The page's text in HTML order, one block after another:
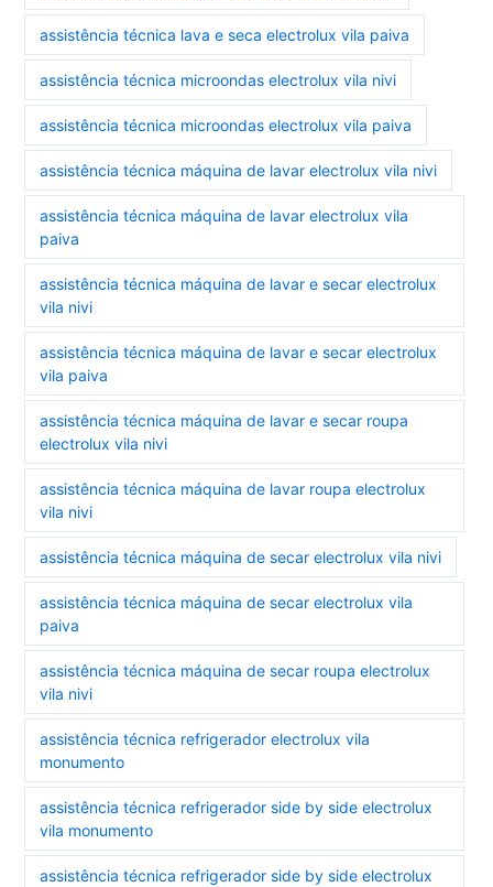
assistência técnica lava e seca electrolux vila paiva
assistência técnica microondas electrolux vila nivi
assistência técnica microondas electrolux vila paiva
assistência técnica máquina de lavar electrolux vila nivi
assistência técnica máquina de lavar electrolux vila
paiva
assistência técnica máquina de lavar e secar electrolux
vila nivi
assistência técnica máquina de lavar e secar electrolux
vila paiva
assistência técnica máquina de lavar e secar roupa
electrolux vila nivi
assistência técnica máquina de lavar roupa electrolux
vila nivi
assistência técnica máquina de secar electrolux vila nivi
assistência técnica máquina de secar electrolux vila
paiva
assistência técnica máquina de secar roupa electrolux
vila nivi
assistência técnica refrigerador electrolux vila
monumento
assistência técnica refrigerador side by side electrolux
vila monumento
assistência técnica refrigerador side by side electrolux